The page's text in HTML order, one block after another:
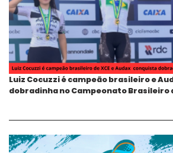
Luiz Cocuzzi é campeão brasileiro e
dobradinha no Campeonato Brasileiro